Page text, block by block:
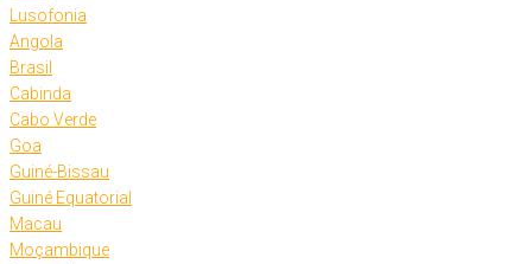
Lusofonia
Angola
Brasil
Cabinda
Cabo Verde
Goa
Guiné-Bissau
Guiné Equatorial
Macau
Moçambique